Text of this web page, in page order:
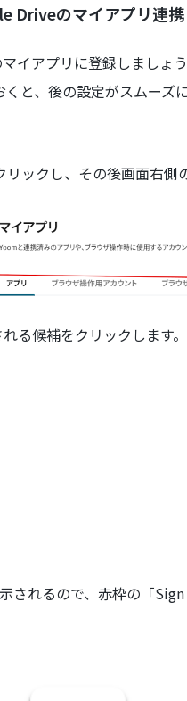
Driveのマイアプリ連携
イアプリに登録しましょ
と、後の設定がスムーズ
ックし、その後画面右
る候補をクリックします。
されるので、赤枠の「